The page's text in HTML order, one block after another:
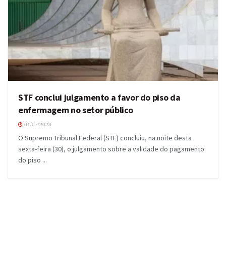
STF conclui julgamento a favor do piso da
enfermagem no setor público
01/07/2023
O Supremo Tribunal Federal (STF) concluiu, na noite desta
sexta-feira (30), o julgamento sobre a validade do pagamento
do piso ...